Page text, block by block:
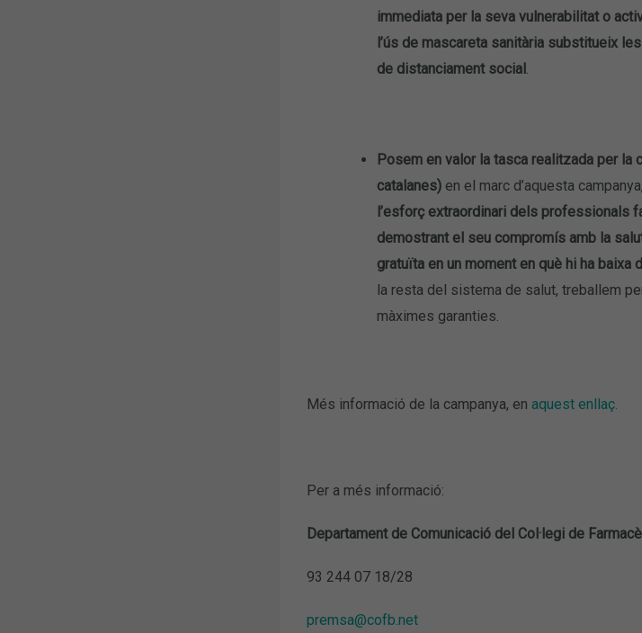
immediata per la seva vulnerabilitat o
l’ús de mascareta sanitària substitueix
de distanciament social.
Posem en valor la tasca realitzada per la
catalanes) en el marc d’aquesta
l’esforç extraordinari dels professionals
demostrant el seu compromís amb la
gratuïta en un moment en què hi ha baixa
la resta del sistema de salut, treballem
màximes garanties.
Més informació de la campanya, en aquest enllaç.
Per a més informació:
Departament de Comunicació del Col·legi de
93 244 07 18/28
premsa@cofb.net